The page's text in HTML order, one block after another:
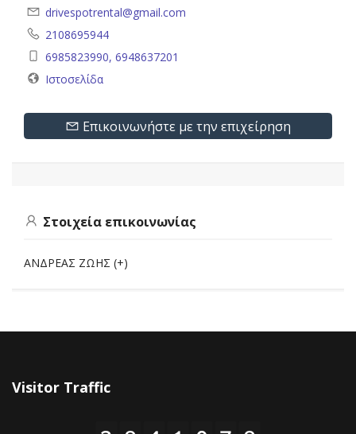
drivespotrental@gmail.com
2108695944
6985823990, 6948637201
Ιστοσελίδα
Επικοινωνήστε με την επιχείρηση
Στοιχεία επικοινωνίας
ΑΝΔΡΕΑΣ ΖΩΗΣ (+)
Visitor Traffic